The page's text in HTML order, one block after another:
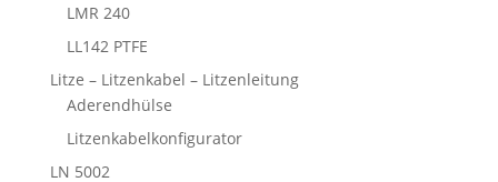
LMR 240
LL142 PTFE
Litze – Litzenkabel – Litzenleitung
Aderendhülse
Litzenkabelkonfigurator
LN 5002